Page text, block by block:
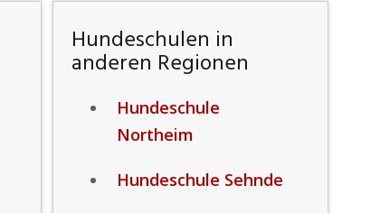
Hundeschulen in
anderen Regionen
Hundeschule
Northeim
Hundeschule Sehnde